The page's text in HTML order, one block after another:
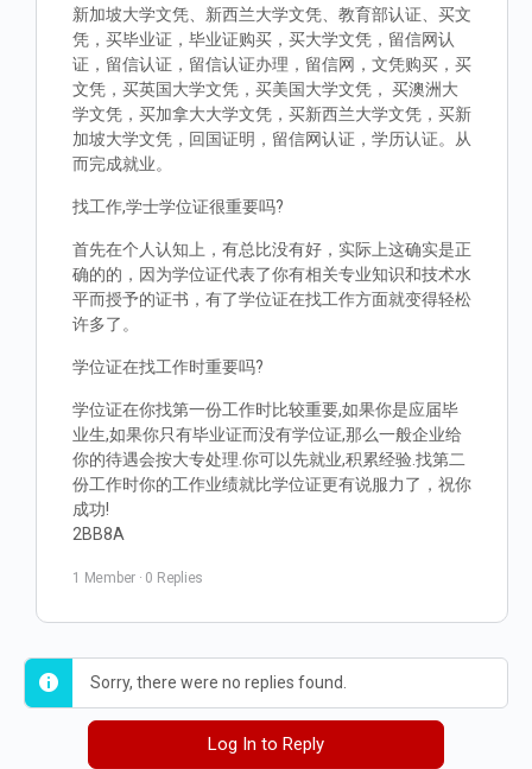
新加坡大学文凭、新西兰大学文凭、教育部认证、买文
凭，买毕业证，毕业证购买，买大学文凭，留信网认
证，留信认证，留信认证办理，留信网，文凭购买，买
文凭，买英国大学文凭，买美国大学文凭， 买澳洲大
学文凭，买加拿大大学文凭，买新西兰大学文凭，买新
加坡大学文凭，回国证明，留信网认证，学历认证。从
而完成就业。
找工作,学士学位证很重要吗?
首先在个人认知上，有总比没有好，实际上这确实是正
确的的，因为学位证代表了你有相关专业知识和技术水
平而授予的证书，有了学位证在找工作方面就变得轻松
许多了。
学位证在找工作时重要吗?
学位证在你找第一份工作时比较重要,如果你是应届毕
业生,如果你只有毕业证而没有学位证,那么一般企业给
你的待遇会按大专处理.你可以先就业,积累经验.找第二
份工作时你的工作业绩就比学位证更有说服力了，祝你
成功!
2BB8A
1 Member · 0 Replies
Sorry, there were no replies found.
Log In to Reply